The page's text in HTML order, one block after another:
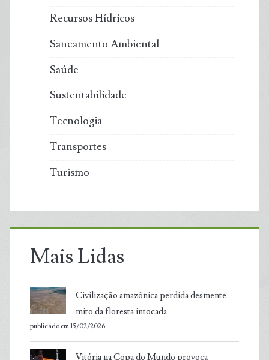
Recursos Hídricos
Saneamento Ambiental
Saúde
Sustentabilidade
Tecnologia
Transportes
Turismo
Mais Lidas
Civilização amazônica perdida desmente
mito da floresta intocada
publicado em 15/02/2026
Vitória na Copa do Mundo provoca